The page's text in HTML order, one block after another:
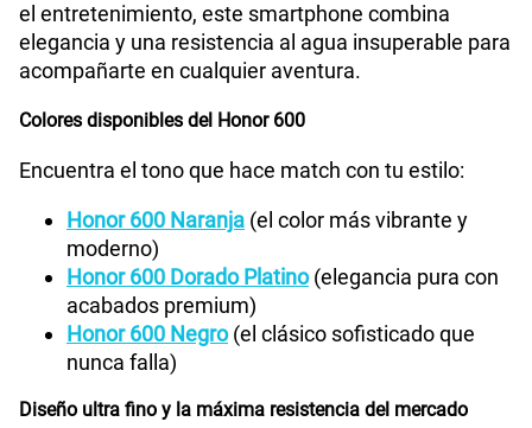
el entretenimiento, este smartphone combina
elegancia y una resistencia al agua insuperable para
acompañarte en cualquier aventura.
Colores disponibles del Honor 600
Encuentra el tono que hace match con tu estilo:
Honor 600 Naranja (el color más vibrante y
moderno)
Honor 600 Dorado Platino(elegancia pura con
acabados premium)
Honor 600 Negro(el clásico sofisticado que
nunca falla)
Diseño ultra fino y la máxima resistencia del mercado